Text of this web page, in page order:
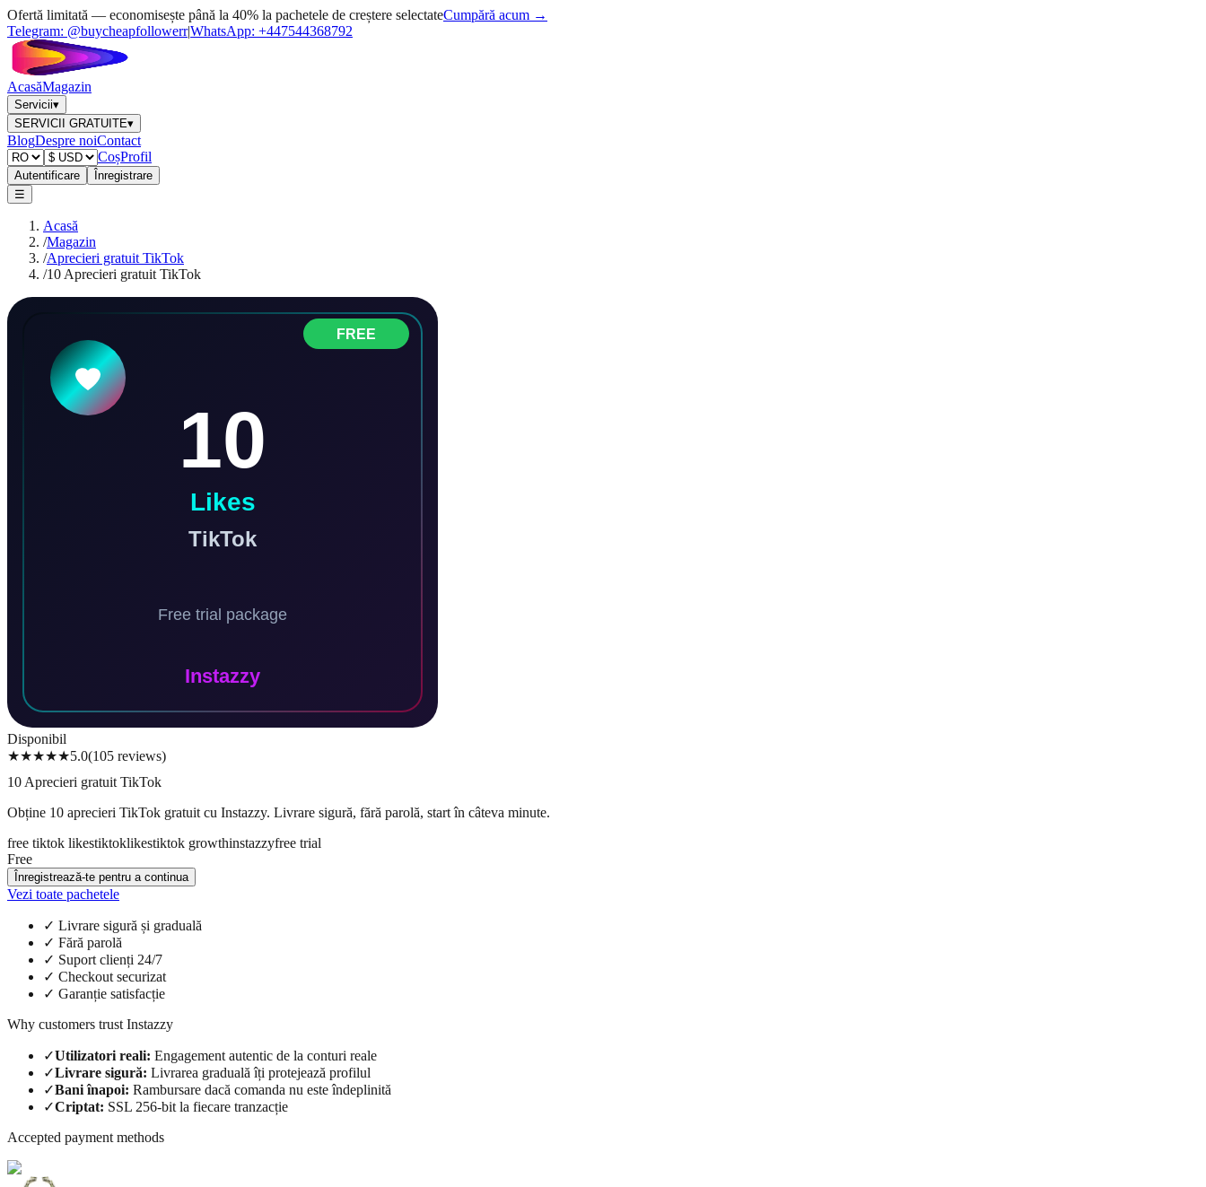
Ofertă limitată — economisește până la 40% la pachetele de creștere selectateCumpără acum →
Telegram: @buycheapfollowerr|WhatsApp: +447544368792
AcasăMagazin
Servicii▾
SERVICII GRATUITE▾
BlogDespre noiContact
CoșProfil
Autentificare
Înregistrare
☰
Acasă
/Magazin
/Aprecieri gratuit TikTok
/10 Aprecieri gratuit TikTok
Disponibil
★★★★★5.0(105 reviews)
10 Aprecieri gratuit TikTok
Obține 10 aprecieri TikTok gratuit cu Instazzy. Livrare sigură, fără parolă, start în câteva minute.
free tiktok likestiktoklikestiktok growthinstazzyfree trial
Free
Înregistrează-te pentru a continua
Vezi toate pachetele
✓ Livrare sigură și graduală
✓ Fără parolă
✓ Suport clienți 24/7
✓ Checkout securizat
✓ Garanție satisfacție
Why customers trust Instazzy
✓Utilizatori reali: Engagement autentic de la conturi reale
✓Livrare sigură: Livrarea graduală îți protejează profilul
✓Bani înapoi: Rambursare dacă comanda nu este îndeplinită
✓Criptat: SSL 256-bit la fiecare tranzacție
Accepted payment methods